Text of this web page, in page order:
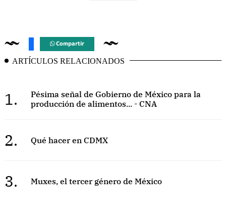
Compartir
ARTÍCULOS RELACIONADOS
1.
Pésima señal de Gobierno de México para la
producción de alimentos... - CNA
2. Qué hacer en CDMX
3. Muxes, el tercer género de México